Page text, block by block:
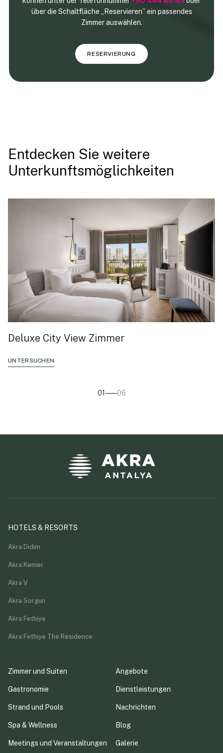
über die Schaltfläche „Reservieren” ein passendes
Zimmer auswählen.
RESERVIERUNG
Entdecken Sie weitere
Unterkunftsmöglichkeiten
Deluxe City View Zimmer
UNTERSUCHEN
01 06
HOTELS & RESORTS
Akra Didim
Akra Kemer
Akra V
Akra Sorgun
Akra Fethiye
Akra Fethiye The Residence
Zimmer und Suiten
Gastronomie
Strand und Pools
Spa & Wellness
Meetings und Veranstaltungen
Angebote
Dienstleistungen
Nachrichten
Blog
Galerie